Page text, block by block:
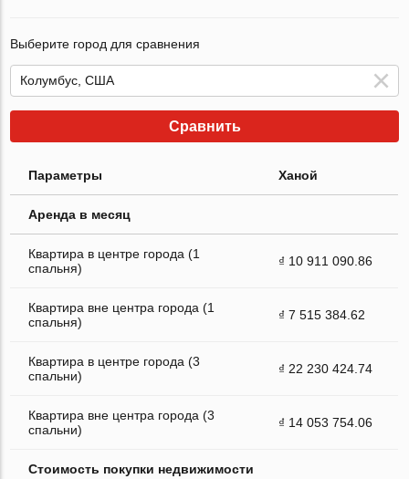
Выберите город для сравнения
Сравнить
Параметры Ханой
Аренда в месяц
Квартира в центре города (1
спальня)
₫ 10 911 090.86
Квартира вне центра города (1
спальня)
₫ 7 515 384.62
Квартира в центре города (3
спальни)
₫ 22 230 424.74
Квартира вне центра города (3
спальни)
₫ 14 053 754.06
Стоимость покупки недвижимости